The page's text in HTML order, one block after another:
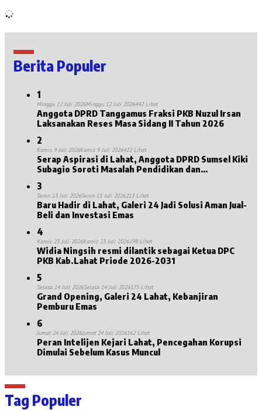
Berita Populer
1
Minggu 12 Juli 2026Minggu 12 Juli 2026442 Lihat
Anggota DPRD Tanggamus Fraksi PKB Nuzul Irsan
Laksanakan Reses Masa Sidang II Tahun 2026
2
Kamis 9 Juli 2026Kamis 9 Juli 2026422 Lihat
Serap Aspirasi di Lahat, Anggota DPRD Sumsel Kiki
Subagio Soroti Masalah Pendidikan dan
3
Senin 13 Juli 2026Senin 13 Juli 2026213 Lihat
Baru Hadir di Lahat, Galeri 24 Jadi Solusi Aman Jual-
Beli dan Investasi Emas
4
Kamis 23 Juli 2026Kamis 23 Juli 2026198 Lihat
Widia Ningsih resmi dilantik sebagai Ketua DPC
PKB Kab.Lahat Priode 2026-2031
5
Selasa 14 Juli 2026Selasa 14 Juli 2026175 Lihat
Grand Opening, Galeri 24 Lahat, Kebanjiran
Pemburu Emas
6
Jumat 24 Juli 2026Jumat 24 Juli 2026162 Lihat
Peran Intelijen Kejari Lahat, Pencegahan Korupsi
Dimulai Sebelum Kasus Muncul
Tag Populer